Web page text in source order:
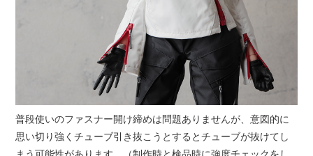
普段使いのファスナー開け締めは問題ありませんが、意図的に
思い切り強くチューブ引き抜こうとするとチューブが抜けてし
まう可能性があります。（制作時と検品時に強度チェックをし